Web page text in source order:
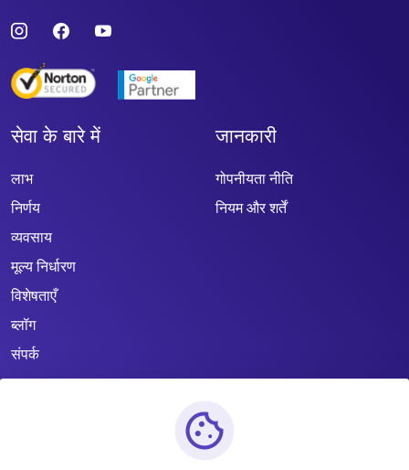
सेवा के बारे में
लाभ
निर्णय
व्यवसाय
मूल्य निर्धारण
विशेषताएँ
ब्लॉग
संपर्क
जानकारी
गोपनीयता नीति
नियम और शर्तें